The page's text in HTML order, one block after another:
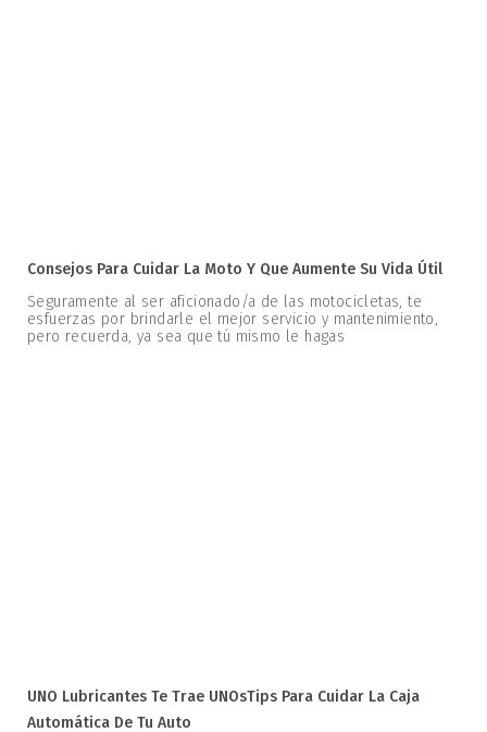
Consejos Para Cuidar La Moto Y Que Aumente Su Vida Útil
Seguramente al ser aficionado/a de las motocicletas, te
esfuerzas por brindarle el mejor servicio y mantenimiento,
pero recuerda, ya sea que tú mismo le hagas
UNO Lubricantes Te Trae UNOsTips Para Cuidar La Caja
Automática De Tu Auto